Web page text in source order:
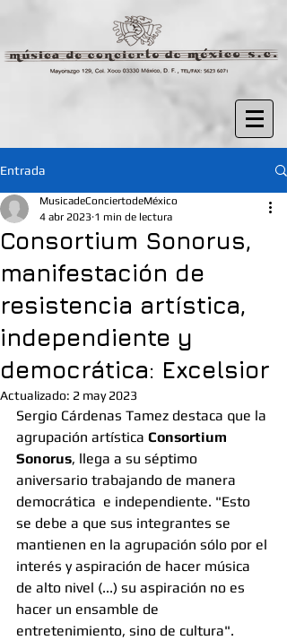
Entrada
Consortium Sonorus,
manifestación de
resistencia artística,
independiente y
democrática: Excelsior
MusicadeConciertodeMéxico
4 abr 2023 1 min de lectura
Actualizado: 2 may 2023
Sergio Cárdenas Tamez destaca que la
agrupación artística Consortium
Sonorus, llega a su séptimo
aniversario trabajando de manera
democrática  e independiente. "Esto
se debe a que sus integrantes se
mantienen en la agrupación sólo por el
interés y aspiración de hacer música
de alto nivel (...) su aspiración no es
hacer un ensamble de
entretenimiento, sino de cultura".